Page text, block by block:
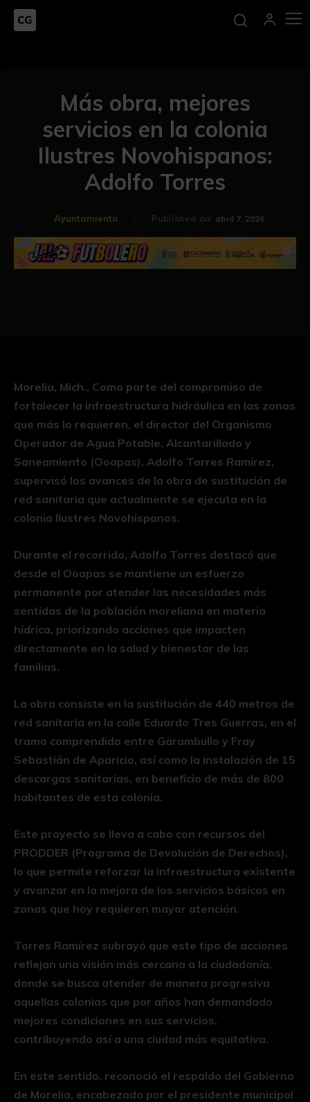
Más obra, mejores
servicios en la colonia
Ilustres Novohispanos:
Adolfo Torres
Ayuntamiento Published on: abril 7, 2026
Morelia, Mich., Como parte del compromiso de
fortalecer la infraestructura hidráulica en las zonas
que más lo requieren, el director del Organismo
Operador de Agua Potable, Alcantarillado y
Saneamiento (Ooapas), Adolfo Torres Ramírez,
supervisó los avances de la obra de sustitución de
red sanitaria que actualmente se ejecuta en la
colonia Ilustres Novohispanos.
Durante el recorrido, Adolfo Torres destacó que
desde el Ooapas se mantiene un esfuerzo
permanente por atender las necesidades más
sentidas de la población moreliana en materia
hídrica, priorizando acciones que impacten
directamente en la salud y bienestar de las
familias.
La obra consiste en la sustitución de 440 metros de
red sanitaria en la calle Eduardo Tres Guerras, en el
tramo comprendido entre Garambullo y Fray
Sebastián de Aparicio, así como la instalación de 15
descargas sanitarias, en beneficio de más de 800
habitantes de esta colonia.
Este proyecto se lleva a cabo con recursos del
PRODDER (Programa de Devolución de Derechos),
lo que permite reforzar la infraestructura existente
y avanzar en la mejora de los servicios básicos en
zonas que hoy requieren mayor atención.
Torres Ramírez subrayó que este tipo de acciones
reflejan una visión más cercana a la ciudadanía,
donde se busca atender de manera progresiva
aquellas colonias que por años han demandado
mejores condiciones en sus servicios,
contribuyendo así a una ciudad más equitativa.
En este sentido, reconoció el respaldo del Gobierno
de Morelia, encabezado por el presidente municipal